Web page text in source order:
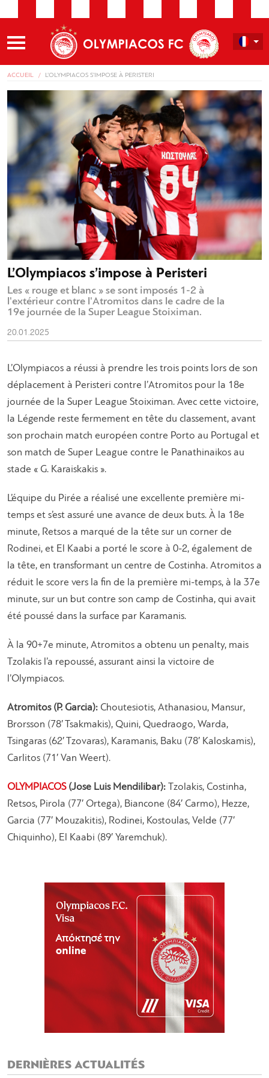
ACCUEIL L’OLYMPIACOS S’IMPOSE À PERISTERI
L’Olympiacos s’impose à Peristeri
Les « rouge et blanc » se sont imposés 1-2 à
l'extérieur contre l'Atromitos dans le cadre de la
19e journée de la Super League Stoiximan.
20.01.2025
L’Olympiacos a réussi à prendre les trois points lors de son
déplacement à Peristeri contre l’Atromitos pour la 18e
journée de la Super League Stoiximan. Avec cette victoire,
la Légende reste fermement en tête du classement, avant
son prochain match européen contre Porto au Portugal et
son match de Super League contre le Panathinaikos au
stade « G. Karaiskakis ».
L’équipe du Pirée a réalisé une excellente première mi-
temps et s’est assuré une avance de deux buts. À la 18e
minute, Retsos a marqué de la tête sur un corner de
Rodinei, et El Kaabi a porté le score à 0-2, également de
la tête, en transformant un centre de Costinha. Atromitos a
réduit le score vers la fin de la première mi-temps, à la 37e
minute, sur un but contre son camp de Costinha, qui avait
été poussé dans la surface par Karamanis.
À la 90+7e minute, Atromitos a obtenu un penalty, mais
Tzolakis l’a repoussé, assurant ainsi la victoire de
l’Olympiacos.
Atromitos (P. Garcia): Choutesiotis, Athanasiou, Mansur,
Brorsson (78′ Tsakmakis), Quini, Quedraogo, Warda,
Tsingaras (62′ Tzovaras), Karamanis, Baku (78′ Kaloskamis),
Carlitos (71′ Van Weert).
OLYMPIACOS (Jose Luis Mendilibar): Tzolakis, Costinha,
Retsos, Pirola (77′ Ortega), Biancone (84′ Carmo), Hezze,
Garcia (77′ Mouzakitis), Rodinei, Kostoulas, Velde (77′
Chiquinho), El Kaabi (89′ Yaremchuk).
DERNIÈRES ACTUALITÉS